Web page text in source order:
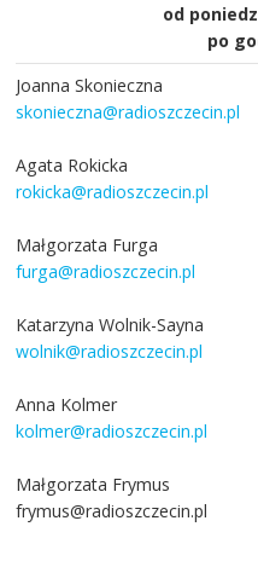
od
po
Joanna Skonieczna
skonieczna@radioszczecin.pl
Agata Rokicka
rokicka@radioszczecin.pl
Małgorzata Furga
furga@radioszczecin.pl
Katarzyna Wolnik-Sayna
wolnik@radioszczecin.pl
Anna Kolmer
kolmer@radioszczecin.pl
Małgorzata Frymus
frymus@radioszczecin.pl